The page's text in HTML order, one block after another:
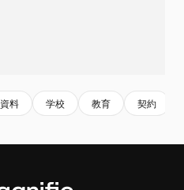
資料 学校 教育 契約